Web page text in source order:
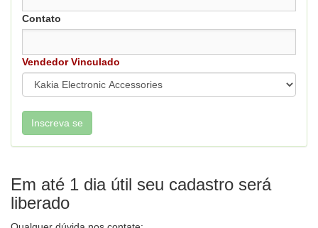
Contato
Vendedor Vinculado
Em até 1 dia útil seu cadastro será
liberado